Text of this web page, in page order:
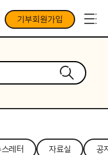
기부회원가입
레터 자료실 공